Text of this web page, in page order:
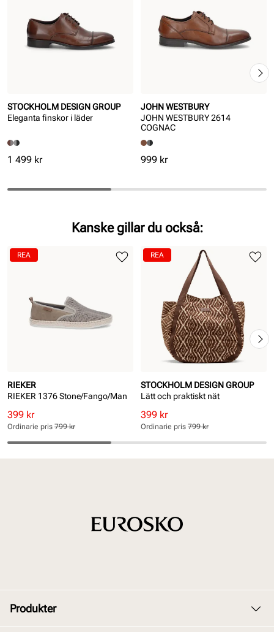
STOCKHOLM DESIGN GROUP
Eleganta finskor i läder
Pris
1 499 kr
JOHN WESTBURY
JOHN WESTBURY 2614
COGNAC
Pris
999 kr
Kanske gillar du också:
RIEKER
RIEKER 1376 Stone/Fango/Man
Rabatterat
pris
Pris
399 kr
Ordinarie
pris
Pris
Ordinarie pris 799 kr
REA
STOCKHOLM DESIGN GROUP
Lätt och praktiskt nät
Rabatterat
pris
Pris
399 kr
Ordinarie
pris
Pris
Ordinarie pris 799 kr
REA
Produkter